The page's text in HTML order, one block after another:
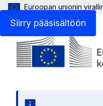
Siirry pääsisältöön
Euroopan unionin